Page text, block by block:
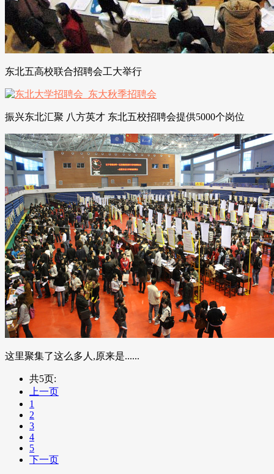
东北五高校联合招聘会工大举行
振兴东北汇聚 八方英才 东北五校招聘会提供5000个岗位
这里聚集了这么多人,原来是......
共5页:
上一页
1
2
3
4
5
下一页